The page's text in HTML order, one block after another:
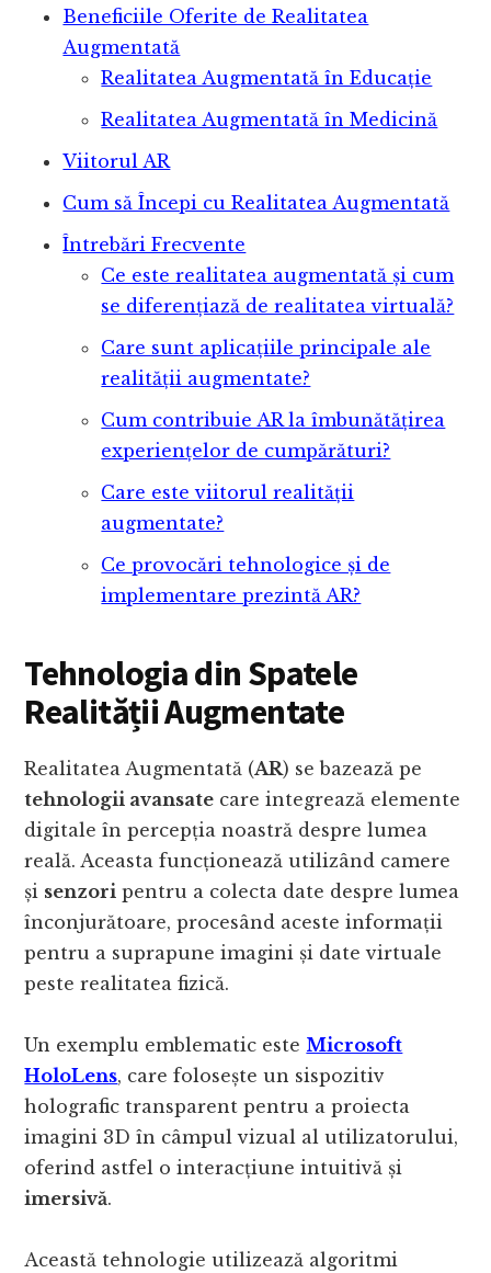
Beneficiile Oferite de Realitatea
Augmentată
Realitatea Augmentată în Educație
Realitatea Augmentată în Medicină
Viitorul AR
Cum să Începi cu Realitatea Augmentată
Întrebări Frecvente
Ce este realitatea augmentată și cum
se diferențiază de realitatea virtuală?
Care sunt aplicațiile principale ale
realității augmentate?
Cum contribuie AR la îmbunătățirea
experiențelor de cumpărături?
Care este viitorul realității
augmentate?
Ce provocări tehnologice și de
implementare prezintă AR?
Tehnologia din Spatele
Realității Augmentate
Realitatea Augmentată (AR) se bazează pe
tehnologii avansate care integrează elemente
digitale în percepția noastră despre lumea
reală. Aceasta funcționează utilizând camere
și senzori pentru a colecta date despre lumea
înconjurătoare, procesând aceste informații
pentru a suprapune imagini și date virtuale
peste realitatea fizică.
Un exemplu emblematic este Microsoft
HoloLens, care folosește un sispozitiv
holografic transparent pentru a proiecta
imagini 3D în câmpul vizual al utilizatorului,
oferind astfel o interacțiune intuitivă și
imersivă.
Această tehnologie utilizează algoritmi